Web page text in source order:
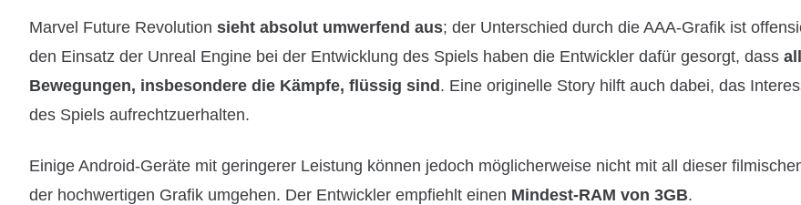
Marvel Future Revolution sieht absolut umwerfend aus; der Unterschied durch die AAA-Grafik ist
den Einsatz der Unreal Engine bei der Entwicklung des Spiels haben die Entwickler dafür gesorgt, dass
Bewegungen, insbesondere die Kämpfe, flüssig sind . Eine originelle Story hilft auch dabei, das
des Spiels aufrechtzuerhalten.
Einige Android-Geräte mit geringerer Leistung können jedoch möglicherweise nicht mit all dieser
der hochwertigen Grafik umgehen. Der Entwickler empfiehlt einen Mindest-RAM von 3GB.